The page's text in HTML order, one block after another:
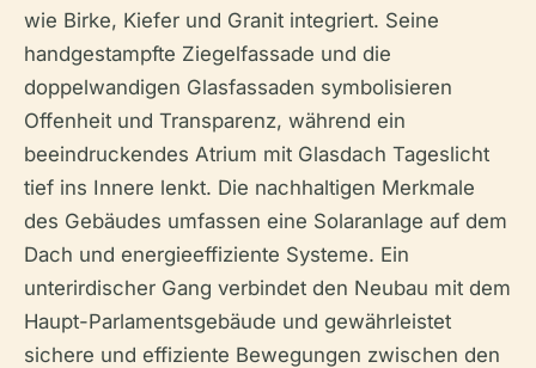
wie Birke, Kiefer und Granit integriert. Seine
handgestampfte Ziegelfassade und die
doppelwandigen Glasfassaden symbolisieren
Offenheit und Transparenz, während ein
beeindruckendes Atrium mit Glasdach Tageslicht
tief ins Innere lenkt. Die nachhaltigen Merkmale
des Gebäudes umfassen eine Solaranlage auf dem
Dach und energieeffiziente Systeme. Ein
unterirdischer Gang verbindet den Neubau mit dem
Haupt-Parlamentsgebäude und gewährleistet
sichere und effiziente Bewegungen zwischen den